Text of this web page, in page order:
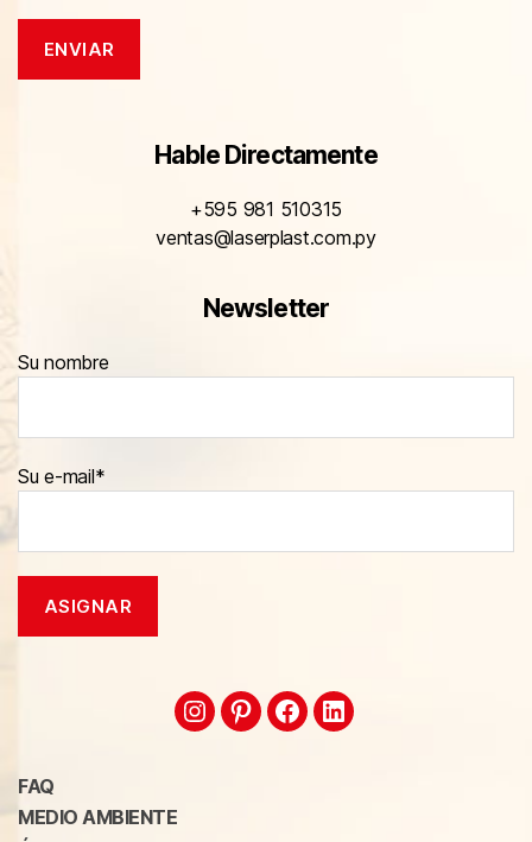
Hable Directamente
+595 981 510315
ventas@laserplast.com.py
Newsletter
Su nombre
Su e-mail*
FAQ
MEDIO AMBIENTE